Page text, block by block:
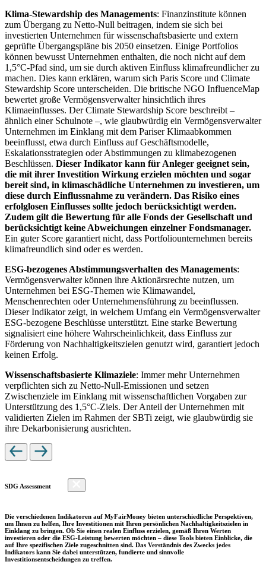
Klima-Stewardship des Managements: Finanzinstitute können
zum Übergang zu Netto-Null beitragen, indem sie sich bei
investierten Unternehmen für wissenschaftsbasierte und extern
geprüfte Übergangspläne bis 2050 einsetzen. Einige Portfolios
können bewusst Unternehmen enthalten, die noch nicht auf dem
1,5°C-Pfad sind, um sie durch aktiven Einfluss klimafreundlicher zu
machen. Dies kann erklären, warum sich Paris Score und Climate
Stewardship Score unterscheiden. Die britische NGO InfluenceMap
bewertet große Vermögensverwalter hinsichtlich ihres
Klimaeinflusses. Der Climate Stewardship Score beschreibt –
ähnlich einer Schulnote –, wie glaubwürdig ein Vermögensverwalter
Unternehmen im Einklang mit dem Pariser Klimaabkommen
beeinflusst, etwa durch Einfluss auf Geschäftsmodelle,
Eskalationsstrategien oder Abstimmungen zu klimabezogenen
Beschlüssen. Dieser Indikator kann für Anleger geeignet sein,
die mit ihrer Investition Wirkung erzielen möchten und sogar
bereit sind, in klimaschädliche Unternehmen zu investieren, um
diese durch Einflussnahme zu verändern. Das Risiko eines
erfolglosen Einflusses sollte jedoch berücksichtigt werden.
Zudem gilt die Bewertung für alle Fonds der Gesellschaft und
berücksichtigt keine Abweichungen einzelner Fondsmanager.
Ein guter Score garantiert nicht, dass Portfoliounternehmen bereits
klimafreundlich sind oder es werden.
ESG-bezogenes Abstimmungsverhalten des Managements:
Vermögensverwalter können ihre Aktionärsrechte nutzen, um
Unternehmen bei ESG-Themen wie Klimawandel,
Menschenrechten oder Unternehmensführung zu beeinflussen.
Dieser Indikator zeigt, in welchem Umfang ein Vermögensverwalter
ESG-bezogene Beschlüsse unterstützt. Eine starke Bewertung
signalisiert eine höhere Wahrscheinlichkeit, dass Einfluss zur
Förderung von Nachhaltigkeitszielen genutzt wird, garantiert jedoch
keinen Erfolg.
Wissenschaftsbasierte Klimaziele: Immer mehr Unternehmen
verpflichten sich zu Netto-Null-Emissionen und setzen
Zwischenziele im Einklang mit wissenschaftlichen Vorgaben zur
Unterstützung des 1,5°C-Ziels. Der Anteil der Unternehmen mit
validierten Zielen im Rahmen der SBTi zeigt, wie glaubwürdig sie
ihre Dekarbonisierung ausrichten.
SDG Assessment
Die verschiedenen Indikatoren auf MyFairMoney bieten unterschiedliche Perspektiven,
um Ihnen zu helfen, Ihre Investitionen mit Ihren persönlichen Nachhaltigkeitszielen in
Einklang zu bringen. Ob Sie einen realen Einfluss erzielen, gemäß Ihren Werten
investieren oder die ESG-Leistung bewerten möchten – diese Tools bieten Einblicke, die
auf Ihre spezifischen Ziele zugeschnitten sind. Das Verständnis des Zwecks jedes
Indikators kann Sie dabei unterstützen, fundierte und sinnvolle
Investitionsentscheidungen zu treffen.